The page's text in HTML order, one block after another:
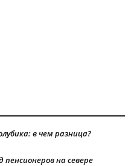
в чем разница?
пенсионеров на севере